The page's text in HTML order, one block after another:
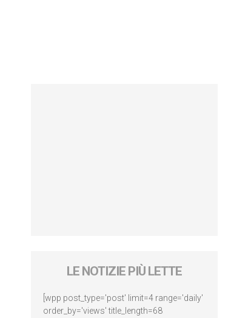
LE NOTIZIE PIÙ LETTE
[wpp post_type='post' limit=4 range='daily'
order_by='views' title_length=68